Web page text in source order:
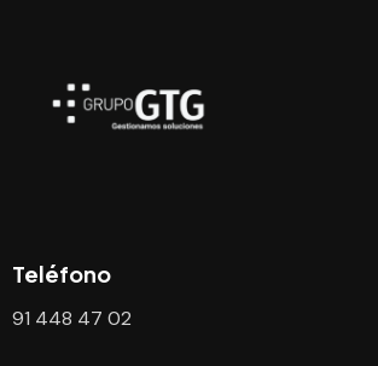
Teléfono
91 448 47 02